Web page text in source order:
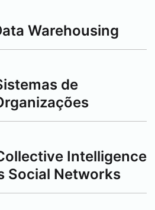
Warehousing
de
Intelligence
Social Networks